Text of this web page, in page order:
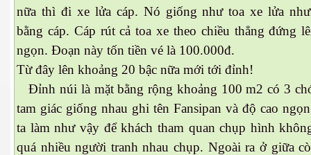
nữa thì đi xe lửa cáp. Nó giống như toa xe lửa
bằng cáp. Cáp rút cả toa xe theo chiều thẳng đứng
ngọn. Đoạn này tốn tiền vé là 100.000đ.
Từ đây lên khoảng 20 bậc nữa mới tới đỉnh!
Đỉnh núi là mặt bằng rộng khoảng 100 m2 có 3
tam giác giống nhau ghi tên Fansipan và độ cao
ta làm như vậy để khách tham quan chụp hình
quá nhiều người tranh nhau chụp. Ngoài ra ở giữa